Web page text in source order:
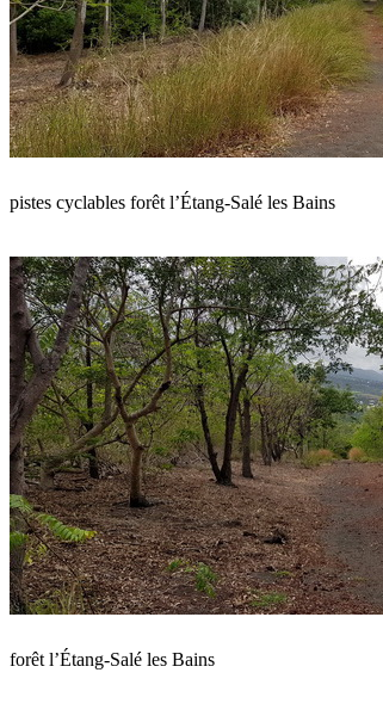
pistes cyclables forêt l’Étang-Salé les Bains
forêt l’Étang-Salé les Bains